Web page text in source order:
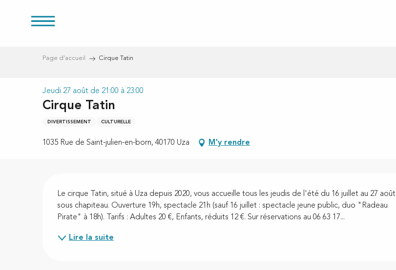
Page d’accueil Cirque Tatin
Jeudi 27 août de 21:00 à 23:00
Cirque Tatin
DIVERTISSEMENT CULTURELLE
1035 Rue de Saint-julien-en-born, 40170 Uza M'y rendre
Description
Le cirque Tatin, situé à Uza depuis 2020, vous accueille tous les jeudis de l'été du 16 juillet au 27 août
sous chapiteau. Ouverture 19h, spectacle 21h (sauf 16 juillet : spectacle jeune public, duo "Radeau
Pirate" à 18h). Tarifs : Adultes 20 €, Enfants, réduits 12 €. Sur réservations au 06 63 17...
Lire la suite